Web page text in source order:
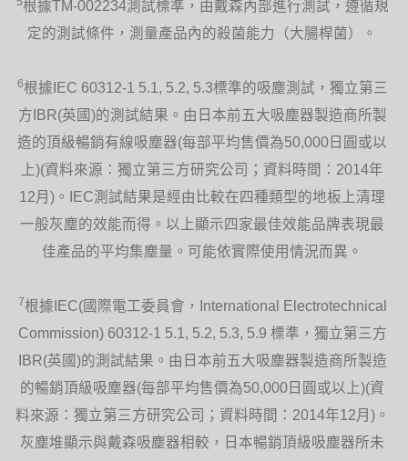
通過機體加速，高速繞行並沿翼形斜板脫
遙控器
10段精準風力設定。具有磁性，可巧妙收
納於機體頂端。
根據TM-002234測試標準，由戴森內部進行測試，遵循規
定的測試條件，測量產品內的殺菌能力（大腸桿菌）。
6根據IEC 60312-1 5.1, 5.2, 5.3標準的吸塵測試，獨立第三
方IBR(英國)的測試結果。由日本前五大吸塵器製造商所製
造的頂級暢銷有線吸塵器(每部平均售價為50,000日圓或以
上)(資料來源：獨立第三方研究公司；資料時間：2014年
12月)。IEC測試結果是經由比較在四種類型的地板上清理
一般灰塵的效能而得。以上顯示四家最佳效能品牌表現最
佳產品的平均集塵量。可能依實際使用情況而異。
7根據IEC(國際電工委員會，International Electrotechnical
Commission) 60312-1 5.1, 5.2, 5.3, 5.9 標準，獨立第三方
IBR(英國)的測試結果。由日本前五大吸塵器製造商所製造
的暢銷頂級吸塵器(每部平均售價為50,000日圓或以上)(資
料來源：獨立第三方研究公司；資料時間：2014年12月)。
灰塵堆顯示與戴森吸塵器相較，日本暢銷頂級吸塵器所未